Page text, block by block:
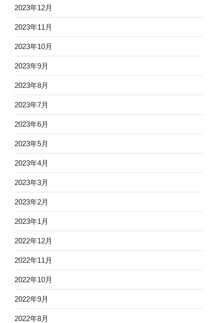
2023年12月
2023年11月
2023年10月
2023年9月
2023年8月
2023年7月
2023年6月
2023年5月
2023年4月
2023年3月
2023年2月
2023年1月
2022年12月
2022年11月
2022年10月
2022年9月
2022年8月